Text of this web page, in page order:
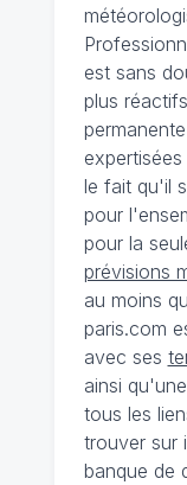
est sans
plus
le fait qu'il
pour
pour la
prévisions
au moins
paris.com
avec ses
ainsi
tous les
trouver sur
banque de